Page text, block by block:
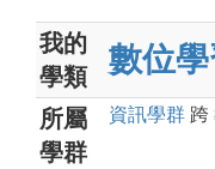
我的
學類
數位
所屬
學群
資訊學群 跨